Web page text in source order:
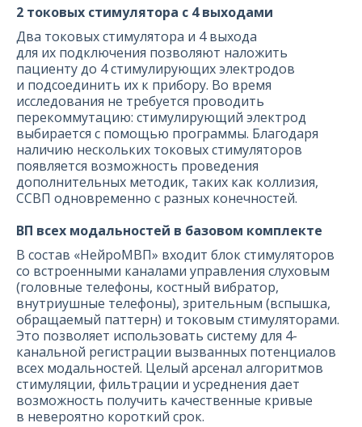
2 токовых стимулятора с 4 выходами
Два токовых стимулятора и 4 выхода
для их подключения позволяют наложить
пациенту до 4 стимулирующих электродов
и подсоединить их к прибору. Во время
исследования не требуется проводить
перекоммутацию: стимулирующий электрод
выбирается с помощью программы. Благодаря
наличию нескольких токовых стимуляторов
появляется возможность проведения
дополнительных методик, таких как коллизия,
ССВП одновременно с разных конечностей.
ВП всех модальностей в базовом комплекте
В состав «НейроМВП» входит блок стимуляторов
со встроенными каналами управления слуховым
(головные телефоны, костный вибратор,
внутриушные телефоны), зрительным (вспышка,
обращаемый паттерн) и токовым стимуляторами.
Это позволяет использовать систему для 4-
канальной регистрации вызванных потенциалов
всех модальностей. Целый арсенал алгоритмов
стимуляции, фильтрации и усреднения дает
возможность получить качественные кривые
в невероятно короткий срок.